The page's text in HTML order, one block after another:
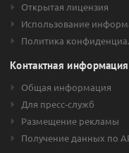
Открытая лицензия
Использование
Политика
Контактная информация
Общая информация
Для пресс-служб
Размещение рекламы
Получение данных по